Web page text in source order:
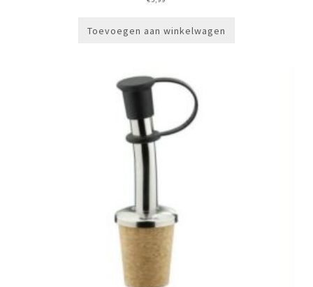
Toevoegen aan winkelwagen